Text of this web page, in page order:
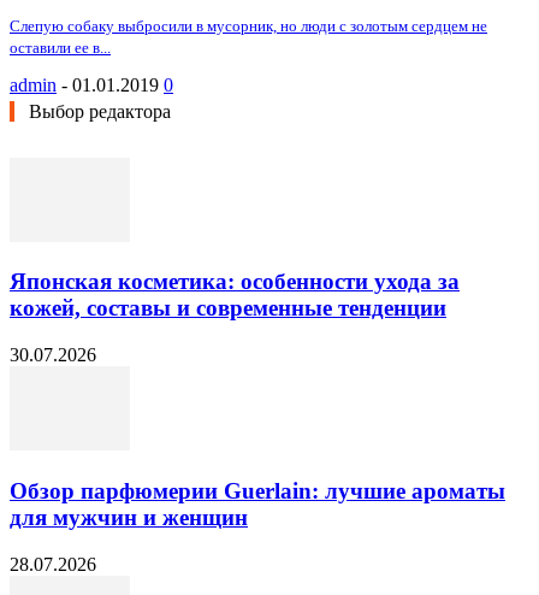
Слепую собаку выбросили в мусорник, но люди с золотым сердцем не
оставили ее в...
admin - 01.01.2019 0
Выбор редактора
Японская косметика: особенности ухода за
кожей, составы и современные тенденции
30.07.2026
Обзор парфюмерии Guerlain: лучшие ароматы
для мужчин и женщин
28.07.2026